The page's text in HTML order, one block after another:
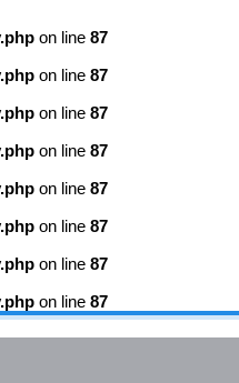
on line 87
on line 87
on line 87
on line 87
on line 87
on line 87
on line 87
on line 87